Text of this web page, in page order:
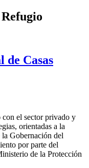
de Casas
el sector privado y
orientadas a la
Gobernación del
por parte del
de la Protección